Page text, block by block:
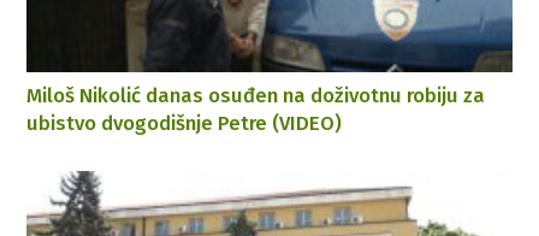
Miloš Nikolić danas osuđen na doživotnu robiju za
ubistvo dvogodišnje Petre (VIDEO)